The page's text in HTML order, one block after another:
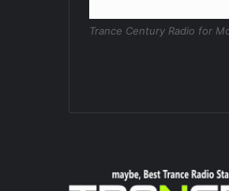
Trance Century Radio for